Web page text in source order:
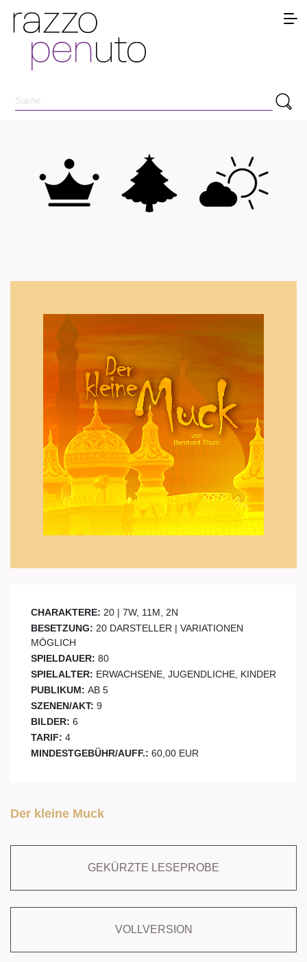
CHARAKTERE: 20 | 7W, 11M, 2N
BESETZUNG: 20 DARSTELLER | VARIATIONEN
MÖGLICH
SPIELDAUER: 80
SPIELALTER: ERWACHSENE, JUGENDLICHE, KINDER
PUBLIKUM: AB 5
SZENEN/AKT: 9
BILDER: 6
TARIF: 4
MINDESTGEBÜHR/AUFF.: 60,00 EUR
Der kleine Muck
GEKÜRZTE LESEPROBE
VOLLVERSION